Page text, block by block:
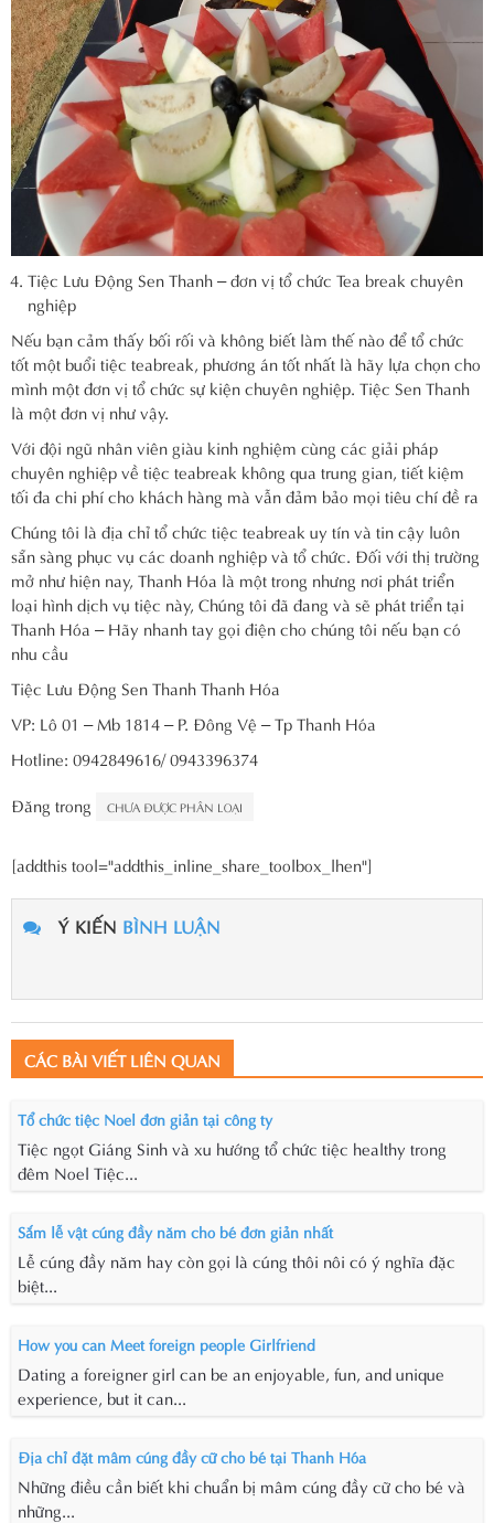
Tiệc Lưu Động Sen Thanh – đơn vị tổ chức Tea break chuyên
nghiệp
Nếu bạn cảm thấy bối rối và không biết làm thế nào để tổ chức
tốt một buổi tiệc teabreak, phương án tốt nhất là hãy lựa chọn cho
mình một đơn vị tổ chức sự kiện chuyên nghiệp. Tiệc Sen Thanh
là một đơn vị như vậy.
Với đội ngũ nhân viên giàu kinh nghiệm cùng các giải pháp
chuyên nghiệp về tiệc teabreak không qua trung gian, tiết kiệm
tối đa chi phí cho khách hàng mà vẫn đảm bảo mọi tiêu chí đề ra
Chúng tôi là địa chỉ tổ chức tiệc teabreak uy tín và tin cậy luôn
sẵn sàng phục vụ các doanh nghiệp và tổ chức. Đối với thị trường
mở như hiện nay, Thanh Hóa là một trong nhưng nơi phát triển
loại hình dịch vụ tiệc này, Chúng tôi đã đang và sẽ phát triển tại
Thanh Hóa – Hãy nhanh tay gọi điện cho chúng tôi nếu bạn có
nhu cầu
Tiệc Lưu Động Sen Thanh Thanh Hóa
VP: Lô 01 – Mb 1814 – P. Đông Vệ – Tp Thanh Hóa
Hotline: 0942849616/ 0943396374
Đăng trong
CHƯA ĐƯỢC PHÂN LOẠI
[addthis tool="addthis_inline_share_toolbox_lhen"]
Ý KIẾN BÌNH LUẬN
CÁC BÀI VIẾT LIÊN QUAN
Tổ chức tiệc Noel đơn giản tại công ty
Tiệc ngọt Giáng Sinh và xu hướng tổ chức tiệc healthy trong
đêm Noel Tiệc...
Sắm lễ vật cúng đầy năm cho bé đơn giản nhất
Lễ cúng đầy năm hay còn gọi là cúng thôi nôi có ý nghĩa đặc
biệt...
How you can Meet foreign people Girlfriend
Dating a foreigner girl can be an enjoyable, fun, and unique
experience, but it can...
Địa chỉ đặt mâm cúng đầy cữ cho bé tại Thanh Hóa
Những điều cần biết khi chuẩn bị mâm cúng đầy cữ cho bé và
những...